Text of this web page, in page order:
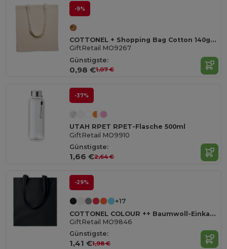
-9%
COTTONEL + Shopping Bag Cotton 140g/m²
GiftRetail MO9267
Günstigste:
0,98 €1,07 €
-37%
UTAH RPET RPET-Flasche 500ml
GiftRetail MO9910
Günstigste:
1,66 €2,64 €
-29%
+17
COTTONEL COLOUR ++ Baumwoll-Einkaufstasche 180gr MO9846-
GiftRetail MO9846
Günstigste:
1,41 €1,98 €